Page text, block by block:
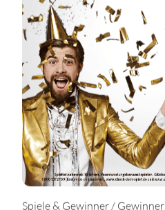
Spiele & Gewinner / Gewinner